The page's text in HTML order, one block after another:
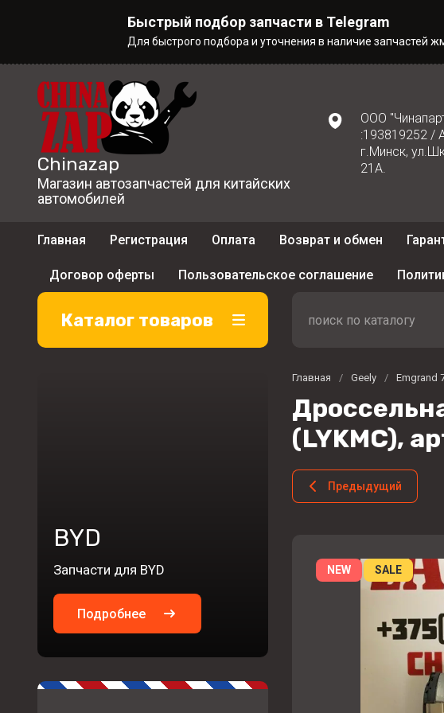
Быстрый подбор запчасти в Telegram
Для быстрого подбора и уточнения в наличие запчастей
Chinazap
Магазин автозапчастей для китайских
автомобилей
ООО
:193819252 /
г.Минск,
21А.
Главная Регистрация Оплата Возврат и обмен
Договор оферты Пользовательское соглашение
Каталог товаров
BYD
Запчасти для BYD
Подробнее
Главная / Geely / Emgrand
(LYKMC),
Предыдущий
NEW SALE